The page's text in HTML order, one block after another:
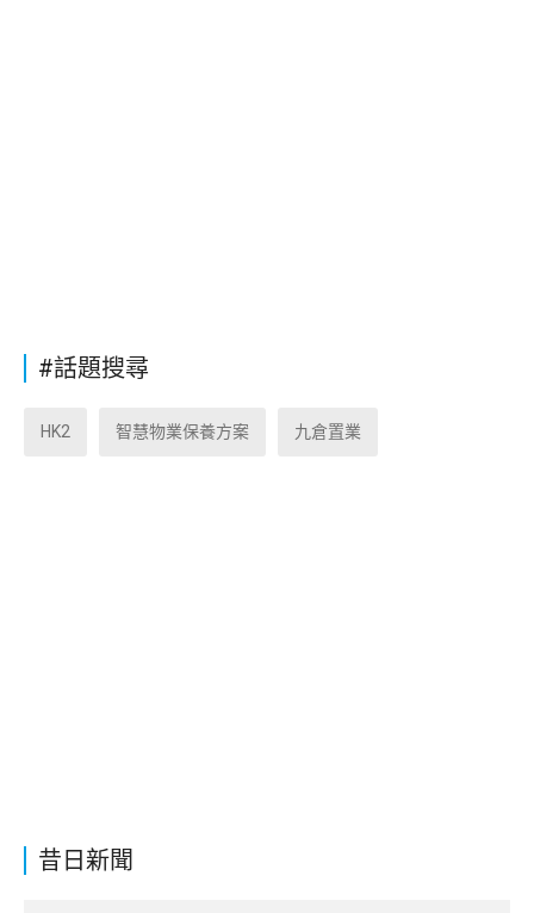
昔日新聞
#話題搜尋
HK2 智慧物業保養方案 九倉置業